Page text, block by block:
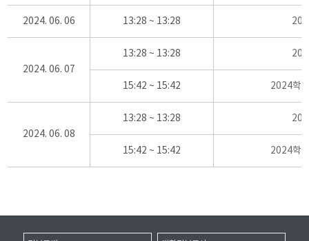
2024. 06. 06 13:28 ~ 13:28
2024. 06. 07
13:28 ~ 13:28
15:42 ~ 15:42 2024학
2024. 06. 08
13:28 ~ 13:28
15:42 ~ 15:42 2024학